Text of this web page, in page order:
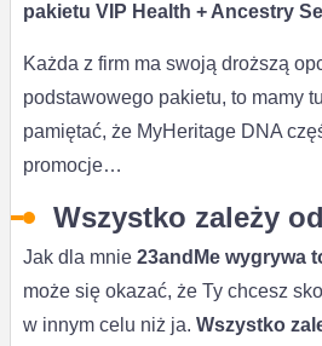
pakietu VIP Health + Ancestry
Każda z firm ma swoją droższą
podstawowego pakietu, to mamy
pamiętać, że MyHeritage DNA
promocje…
Wszystko zależy
Jak dla mnie 23andMe wygrywa
może się okazać, że Ty chcesz
w innym celu niż ja. Wszystko